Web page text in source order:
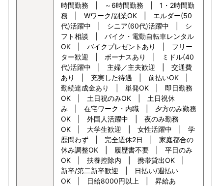
時間勤務 | ～6時間勤務 | 1・2時間勤
務 | Wワーク/副業OK | エルダー(50
代)活躍中 | シニア(60代)活躍中 | シ
フト相談 | バイク・電動自転車レンタル
OK | バイクプレゼントあり | フリー
ター歓迎 | ボーナスあり | ミドル(40
代)活躍中 | 主婦／主夫歓迎 | 交通費
あり | 充実した待遇 | 前払いOK |
勤続達成金あり | 単発OK | 即日勤務
OK | 土日祝のみOK | 土日祝休
み | 在宅ワーク・内職 | 夕方のみ勤務
OK | 外国人活躍中 | 夜のみ勤務
OK | 大学生歓迎 | 女性活躍中 | 学
歴問わず | 完全週休2日 | 家庭都合の
休み調整OK | 履歴書不要 | 平日のみ
OK | 扶養控除内 | 携帯貸出OK |
新卒/第二新卒歓迎 | 日払い/週払い
OK | 日給8000円以上 | 昇給あ